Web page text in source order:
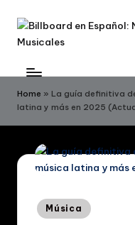
Skip
ill
b
o
a
en
Español:
Noticias
de
Música
y
Videos
Home » La guía definitiva
latina y más en 2025
Posted
in
Música